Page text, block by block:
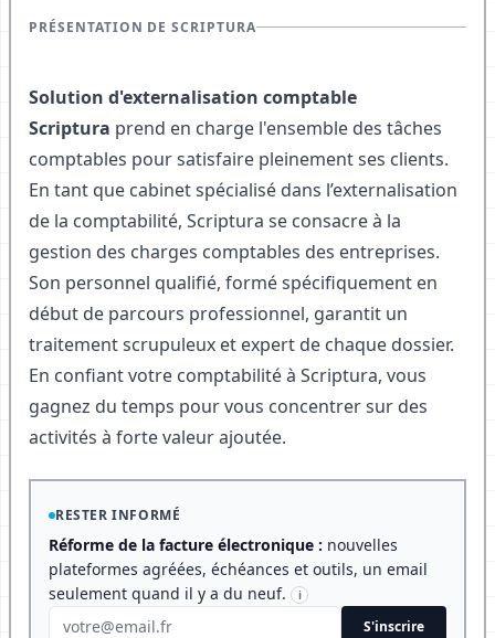
PRÉSENTATION DE SCRIPTURA
Solution d'externalisation comptable
Scriptura prend en charge l'ensemble des tâches
comptables pour satisfaire pleinement ses clients.
En tant que cabinet spécialisé dans l’externalisation
de la comptabilité, Scriptura se consacre à la
gestion des charges comptables des entreprises.
Son personnel qualifié, formé spécifiquement en
début de parcours professionnel, garantit un
traitement scrupuleux et expert de chaque dossier.
En confiant votre comptabilité à Scriptura, vous
gagnez du temps pour vous concentrer sur des
activités à forte valeur ajoutée.
RESTER INFORMÉ
Réforme de la facture électronique : nouvelles
plateformes agréées, échéances et outils, un email
seulement quand il y a du neuf.
i
S'inscrire